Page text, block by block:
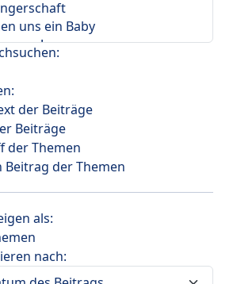
der Beiträge
Beiträge
der Themen
Beitrag der Themen
als:
nach: